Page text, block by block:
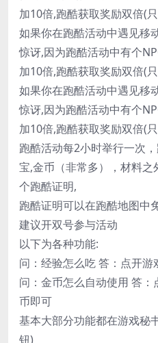
加10倍,跑酷获取奖励双倍(
如果你在跑酷活动中遇见移
惊讶,因为跑酷活动中有个
加10倍,跑酷获取奖励双倍(
如果你在跑酷活动中遇见移
惊讶,因为跑酷活动中有个
加10倍,跑酷获取奖励双倍(
跑酷活动每2小时举行一次
宝,金币（非常多），材料
个跑酷证明,
跑酷证明可以在跑酷地图中
建议开双号参与活动
以下为各种功能:
问：经验怎么吃 答：点开
问：金币怎么自动使用 答
币即可
基本大部分功能都在游戏秘
钮)